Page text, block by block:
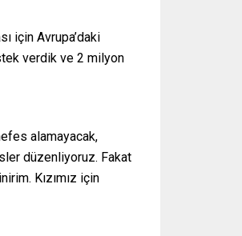
için Avrupa’daki
verdik ve 2 milyon
alamayacak,
düzenliyoruz. Fakat
Kızımız için